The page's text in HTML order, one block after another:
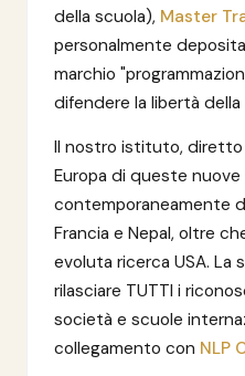
della scuola), Master
personalmente
marchio
difendere la libertà della
Il nostro istituto, diretto
Europa di queste
contemporaneamente
Francia e Nepal, oltre
evoluta ricerca USA. La
rilasciare TUTTI i
società e scuole
collegamento con NLP